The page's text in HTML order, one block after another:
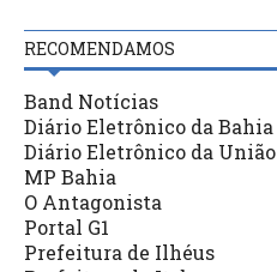
RECOMENDAMOS
Band Notícias
Diário Eletrônico da Bahia
Diário Eletrônico da União
MP Bahia
O Antagonista
Portal G1
Prefeitura de Ilhéus